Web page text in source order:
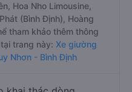
Hoa Nho Limousine,
(Bình Định), Hoàng
tham khảo thêm thông
trang này: Xe giường
Nhơn - Bình Định